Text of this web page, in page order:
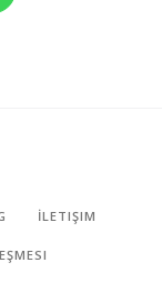
İLETIŞIM